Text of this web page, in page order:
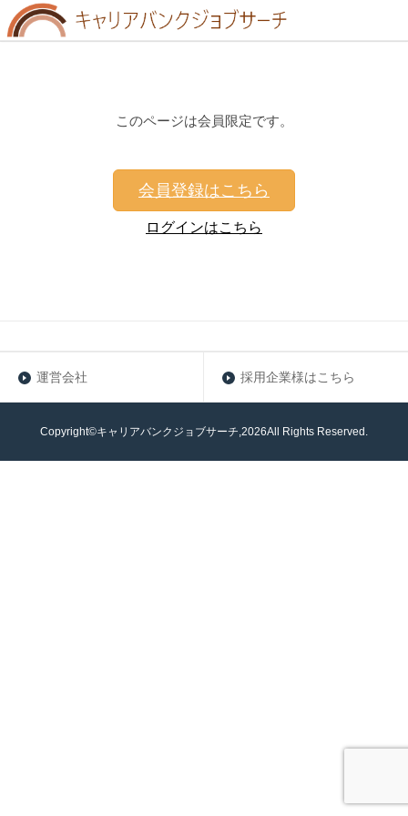
このページは会員限定です。
会員登録はこちら
ログインはこちら
運営会社 採用企業様はこちら
Copyright©キャリアバンクジョブサーチ,2026All Rights Reserved.